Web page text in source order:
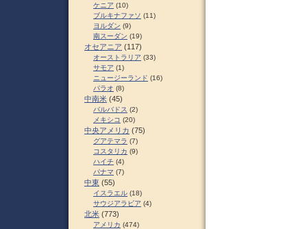
ケニア (10)
ブルキナファソ (11)
ヨルダン (9)
南スーダン (19)
オセアニア (117)
オーストラリア (33)
サモア (1)
ニュージーランド (16)
パラオ (8)
中南米 (45)
バルバドス (2)
メキシコ (20)
中央アメリカ (75)
グアテマラ (7)
コスタリカ (9)
ハイチ (4)
パナマ (7)
中東 (55)
イスラエル (18)
サウジアラビア (4)
北米 (773)
アメリカ (474)